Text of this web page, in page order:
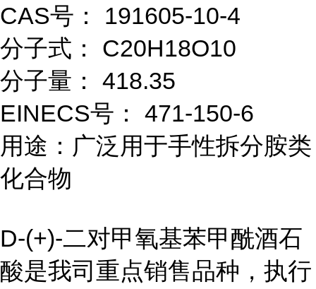
CAS号： 191605-10-4
分子式： C20H18O10
分子量： 418.35
EINECS号： 471-150-6
用途：广泛用于手性拆分胺类
化合物
D-(+)-二对甲氧基苯甲酰酒石
酸是我司重点销售品种，执行